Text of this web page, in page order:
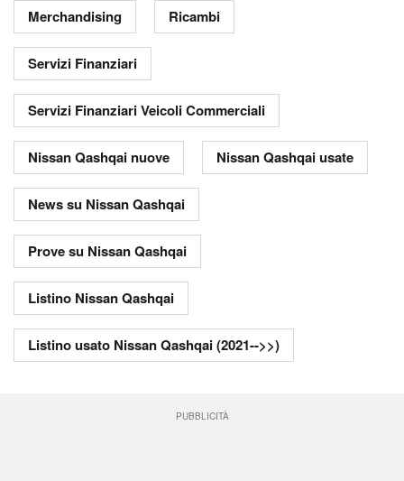
Merchandising Ricambi
Servizi Finanziari
Servizi Finanziari Veicoli Commerciali
Nissan Qashqai nuove Nissan Qashqai usate
News su Nissan Qashqai
Prove su Nissan Qashqai
Listino Nissan Qashqai
Listino usato Nissan Qashqai (2021-->>)
PUBBLICITÀ